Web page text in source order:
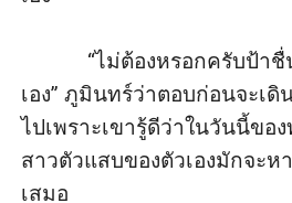
“ไม่ต้องหรอกครับป้าชื่น
เอง” ภูมินทร์ว่าตอบก่อนจะเ
ไปเพราะเขารู้ดีว่าในวันนี้ของ
สาวตัวแสบของตัวเองมักจะห
เสมอ